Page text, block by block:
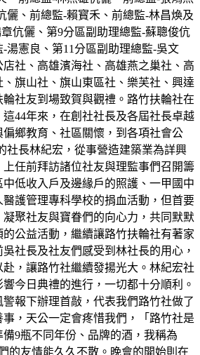
儷、前總監-賴寳禾、前總監-林昌煥及
伉儷、第9分區副助理總監-蘇聰俊伉
湯憲良、第11分區副助理總監-吳文
社、高雄濱海社、高雄燕之巢社、高
旗山社、旗山東區社、樂芙社、興達
社友到場致賀與觀禮。路竹扶輪社在
44年來，在創社社長及各屆社長卓越
鄉教育、社區關懷，到各項社會公
社長林紀宏，從事營造建築業為詳興
任前拜訪諸位社友與理監事們召開籌
低收入戶及邊緣戶的照護、一甲國中
護管理專科學校的捐血活動，但首要
聚社友與寶眷們的向心力，共同默默
公益活動，繼續讓路竹扶輪社有著家
社長及社友們感受到林社長的用心，
，讓路竹社繼續發揚光大。林紀宏社
今日典禮的進行，一切都十分順利。
報下辦理首敲，代表我們路竹社做了
，天公一定會疼惜我們，「路竹社是
9瓶不同年份、品牌的酒，我稱為
的友情能久久不散。晚會的開始則在